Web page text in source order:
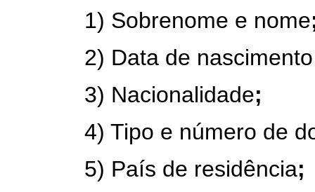
1) Sobrenome e nome
2) Data de nascimento
3) Nacionalidade;
4) Tipo e número de
5) País de residência;